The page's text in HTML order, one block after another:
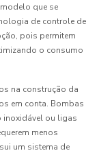
que se
de controle de
pois permitem
o consumo
na construção da
em conta. Bombas
inoxidável ou ligas
menos
um sistema de